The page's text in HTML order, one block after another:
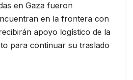
en Gaza fueron
en la frontera con
apoyo logístico de la
para continuar su traslado